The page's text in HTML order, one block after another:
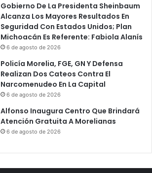
Gobierno De La Presidenta Sheinbaum
Alcanza Los Mayores Resultados En
Seguridad Con Estados Unidos; Plan
Michoacán Es Referente: Fabiola Alanís
6 de agosto de 2026
Policía Morelia, FGE, GN Y Defensa
Realizan Dos Cateos Contra El
Narcomenudeo En La Capital
6 de agosto de 2026
Alfonso Inaugura Centro Que Brindará
Atención Gratuita A Morelianas
6 de agosto de 2026